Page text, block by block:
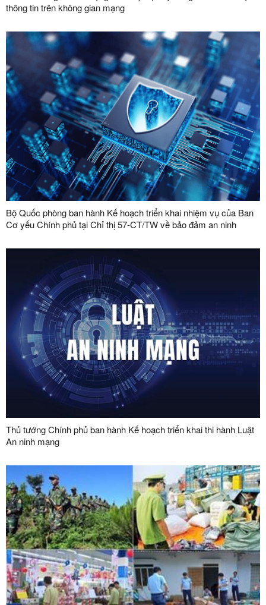
thông tin trên không gian mạng
Bộ Quốc phòng ban hành Kế hoạch triển khai nhiệm vụ của Ban
Cơ yếu Chính phủ tại Chỉ thị 57-CT/TW về bảo đảm an ninh
Thủ tướng Chính phủ ban hành Kế hoạch triển khai thi hành Luật
An ninh mạng